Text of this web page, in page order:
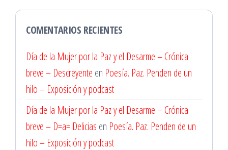
COMENTARIOS RECIENTES
Día de la Mujer por la Paz y el Desarme – Crónica
breve – Descreyente en Poesía. Paz. Penden de un
hilo – Exposición y podcast
Día de la Mujer por la Paz y el Desarme – Crónica
breve – D=a= Delicias en Poesía. Paz. Penden de un
hilo – Exposición y podcast